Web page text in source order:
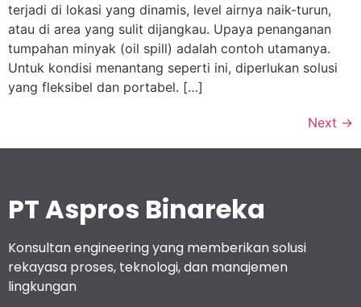
terjadi di lokasi yang dinamis, level airnya naik-turun,
atau di area yang sulit dijangkau. Upaya penanganan
tumpahan minyak (oil spill) adalah contoh utamanya.
Untuk kondisi menantang seperti ini, diperlukan solusi
yang fleksibel dan portabel. […]
Next →
PT Aspros Binareka
Konsultan engineering yang memberikan solusi
rekayasa proses, teknologi, dan manajemen
lingkungan